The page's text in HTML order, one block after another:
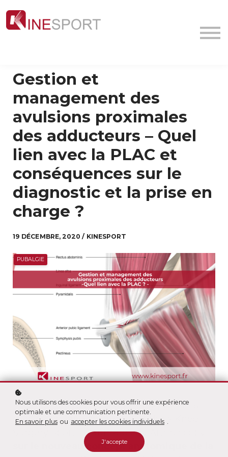
La société
Académie
Gestion et
management des
avulsions proximales
des adducteurs – Quel
lien avec la PLAC et
conséquences sur le
diagnostic et la prise en
charge ?
19 DÉCEMBRE, 2020 / KINESPORT
PUBALGIE
En 2017, nous avions communiqué sur la
publication de Schilders et al. dans Knee
Surgery Sports Traumatology Arthroscopy
sur le nouveau concept anatomique de la
Nous utilisons des cookies pour vous offrir une expérience
optimale et une communication pertinente.
En savoir plus ou accepter les cookies individuels .
J'accepte